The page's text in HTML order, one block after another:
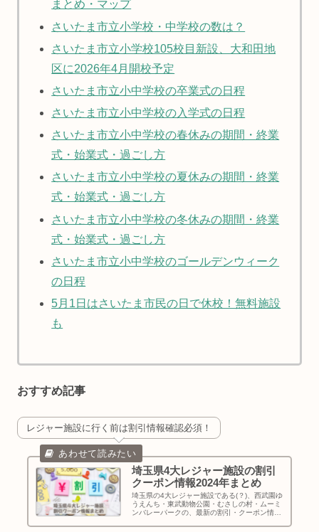
まとめ・マップ
さいたま市立小学校・中学校の数は？
さいたま市立小学校105校目新設、大和田地
区に2026年4月開校予定
さいたま市立小中学校の卒業式の日程
さいたま市立小中学校の入学式の日程
さいたま市立小中学校の春休みの期間・終業
式・始業式・過ごし方
さいたま市立小中学校の夏休みの期間・終業
式・始業式・過ごし方
さいたま市立小中学校の冬休みの期間・終業
式・始業式・過ごし方
さいたま市立小中学校のゴールデンウィーク
の日程
5月1日はさいたま市民の日で休校！無料施設
も
おすすめ記事
レジャー施設に行く前は割引情報確認必須！
埼玉県4大レジャー施設の割引
クーポン情報2024年まとめ
埼玉県の4大レジャー施設である(？)、西武園ゆ
うえんち・東武動物公園・むさしの村・ムーミ
ンバレーパークの、最新の割引・クーポン情報